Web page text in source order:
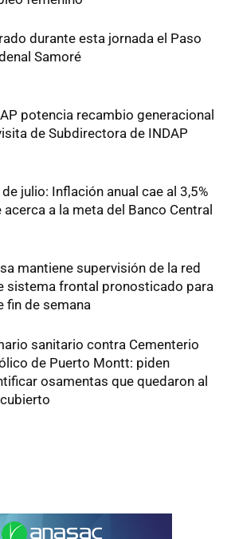
durante esta jornada el Paso
Samoré
potencia recambio generacional
de Subdirectora de INDAP
de julio: Inflación anual cae al 3,5%
acerca a la meta del Banco Central
mantiene supervisión de la red
sistema frontal pronosticado para
fin de semana
sanitario contra Cementerio
de Puerto Montt: piden
osamentas que quedaron al